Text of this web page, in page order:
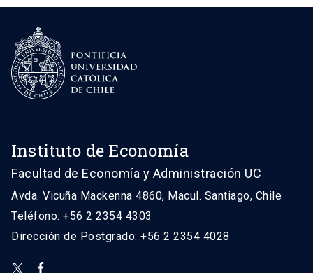
Instituto de Economía
Facultad de Economía y Administración UC
Avda. Vicuña Mackenna 4860, Macul. Santiago, Chile
Teléfono: +56 2 2354 4303
Dirección de Postgrado: +56 2 2354 4028